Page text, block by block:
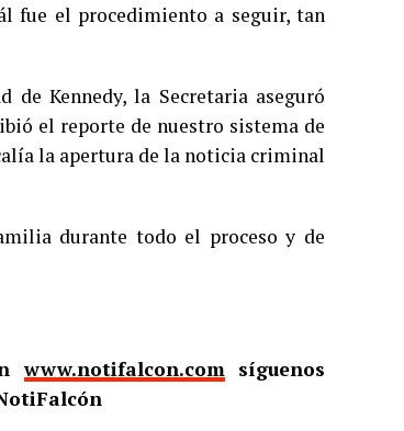
fue el procedimiento a seguir, tan
Kennedy, la Secretaria aseguró
el reporte de nuestro sistema de
la apertura de la noticia criminal
durante todo el proceso y de
www.notifalcon.comsíguenos